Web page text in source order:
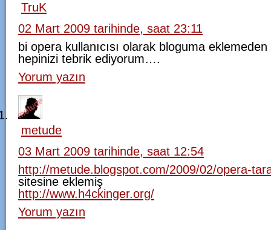
TruK
02 Mart 2009 tarihinde, saat 23:11
bi opera kullanıcısı olarak bloguma
hepinizi tebrik ediyorum….
Yorum yazın
metude
03 Mart 2009 tarihinde, saat 12:54
http://metude.blogspot.com/2009/02/opera-
sitesine eklemiş
http://www.h4ckinger.org/
Yorum yazın